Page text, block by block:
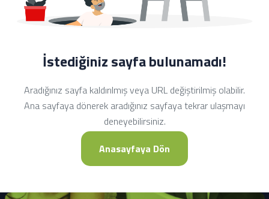
İstediğiniz sayfa bulunamadı!
Aradığınız sayfa kaldırılmış veya URL değiştirilmiş olabilir.
Ana sayfaya dönerek aradığınız sayfaya tekrar ulaşmayı
deneyebilirsiniz.
Anasayfaya Dön